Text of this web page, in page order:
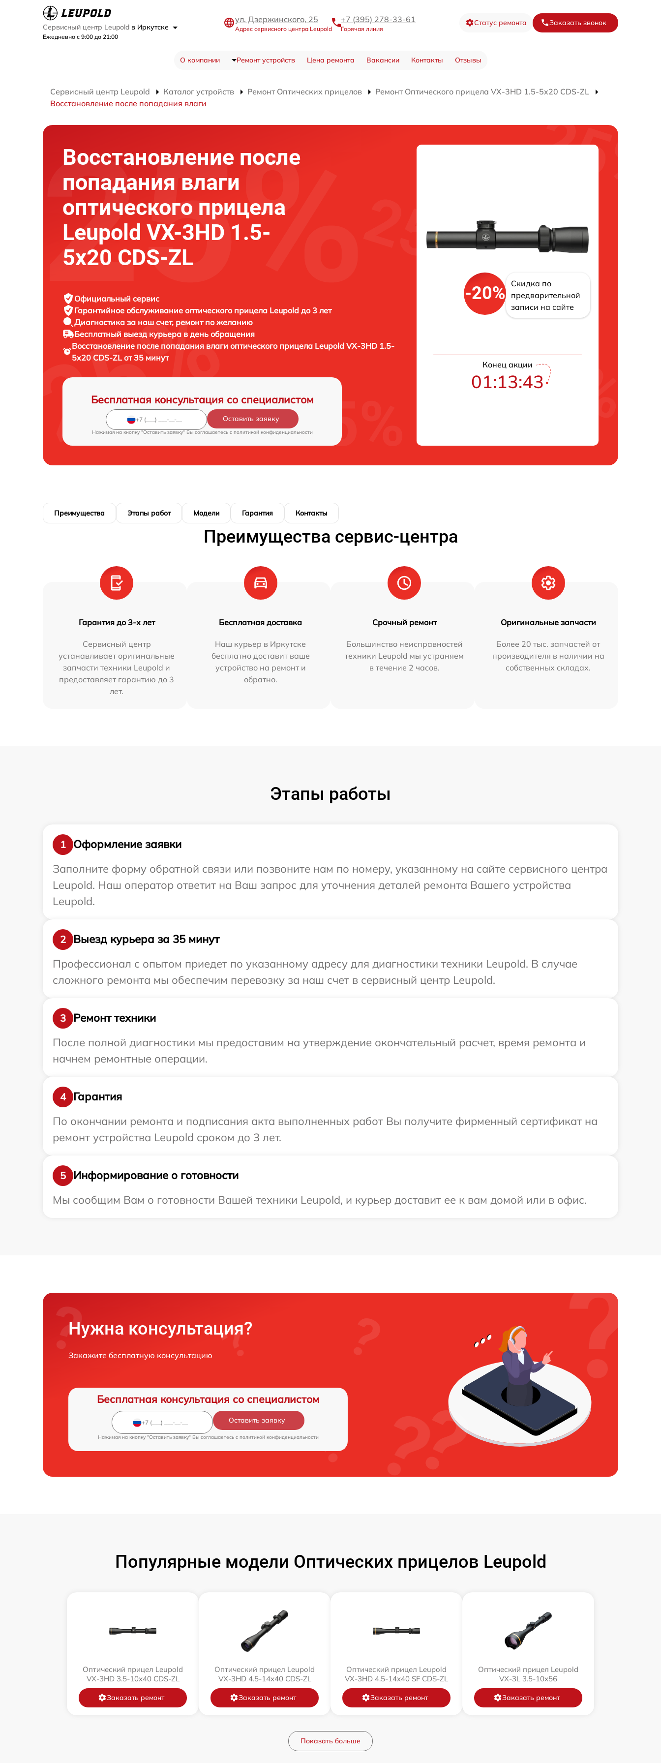
Сервисный центр Leupold в Иркутске
Ежедневно с 9:00 до 21:00
ул. Дзержинского, 25
Адрес сервисного центра Leupold
+7 (395) 278-33-61
Горячая линия
Статус ремонта Заказать звонок
О компании Ремонт устройств Цена ремонта Вакансии Контакты Отзывы
Сервисный центр Leupold Каталог устройств Ремонт Оптических прицелов
Ремонт Оптического прицела VX-3HD 1.5-5x20 CDS-ZL
Восстановление после попадания влаги
Восстановление после
попадания влаги
оптического прицела
Leupold VX-3HD 1.5-
5x20 CDS-ZL
Официальный сервис
Гарантийное обслуживание оптического прицела Leupold до 3 лет
Диагностика за наш счет, ремонт по желанию
Бесплатный выезд курьера в день обращения
Восстановление после попадания влаги оптического прицела Leupold VX-3HD 1.5-
5x20 CDS-ZL от 35 минут
Бесплатная консультация со специалистом
Оставить заявку
Нажимая на кнопку "Оставить заявку" Вы соглашаетесь c политикой конфиденциальности
-20%
Скидка по
предварительной
записи на сайте
Конец акции
01:13:42
Преимущества Этапы работ Модели Гарантия Контакты
Преимущества сервис-центра
Гарантия до 3-х лет
Сервисный центр
устанавливает оригинальные
запчасти техники Leupold и
предоставляет гарантию до 3
лет.
Бесплатная доставка
Наш курьер в Иркутске
бесплатно доставит ваше
устройство на ремонт и
обратно.
Срочный ремонт
Большинство неисправностей
техники Leupold мы устраняем
в течение 2 часов.
Оригинальные запчасти
Более 20 тыс. запчастей от
производителя в наличии на
собственных складах.
Этапы работы
1
Оформление заявки
Заполните форму обратной связи или позвоните нам по номеру, указанному на сайте сервисного центра
Leupold. Наш оператор ответит на Ваш запрос для уточнения деталей ремонта Вашего устройства
Leupold.
2
Выезд курьера за 35 минут
Профессионал с опытом приедет по указанному адресу для диагностики техники Leupold. В случае
сложного ремонта мы обеспечим перевозку за наш счет в сервисный центр Leupold.
3
Ремонт техники
После полной диагностики мы предоставим на утверждение окончательный расчет, время ремонта и
начнем ремонтные операции.
4
Гарантия
По окончании ремонта и подписания акта выполненных работ Вы получите фирменный сертификат на
ремонт устройства Leupold сроком до 3 лет.
5
Информирование о готовности
Мы сообщим Вам о готовности Вашей техники Leupold, и курьер доставит ее к вам домой или в офис.
Нужна консультация?
Закажите бесплатную консультацию
Бесплатная консультация со специалистом
Оставить заявку
Нажимая на кнопку "Оставить заявку" Вы соглашаетесь c политикой конфиденциальности
Популярные модели Оптических прицелов Leupold
Оптический прицел Leupold
VX-3HD 3.5-10x40 CDS-ZL
Заказать ремонт
Оптический прицел Leupold
VX-3HD 4.5-14x40 CDS-ZL
Заказать ремонт
Оптический прицел Leupold
VX-3HD 4.5-14x40 SF CDS-ZL
Заказать ремонт
Оптический прицел Leupold
VX-3L 3.5-10x56
Заказать ремонт
Показать больше